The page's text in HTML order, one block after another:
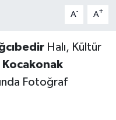
A- A+
Halı, Kültür
Kocakonak
Fotoğraf